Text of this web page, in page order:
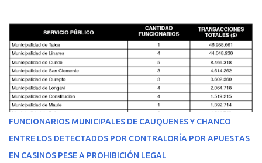
malestares físicos. Dada la complejidad de su estado de salud, el
equipo médico determinó su traslado de urgencia al Hospital
Regional de Talca y dado la urgencia la ambulancia partió hacia
Talca con escolta de Carabineros. En medio del traslado, el
estudiante de medicina de 25 años, se agravó y pese a los esfuerzos
del personal de emergencia terminó falleciendo, sin alcanzar a
recibir atención especializada en el centro de destino. Apenas se
conoció la gravedad de su condición, sus padres —residentes en
Villarrica— se trasladaron a Cauquenes con la esperanza de una
evolución favorable. No obstante, alrededo...
FUNCIONARIOS MUNICIPALES DE CAUQUENES Y CHANCO
ENTRE LOS DETECTADOS POR CONTRALORÍA POR APUESTAS
EN CASINOS PESE A PROHIBICIÓN LEGAL